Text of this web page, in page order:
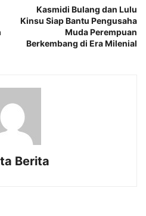
Kasmidi Bulang dan Lulu
Kinsu Siap Bantu Pengusaha
Muda Perempuan
Berkembang di Era Milenial
Berita